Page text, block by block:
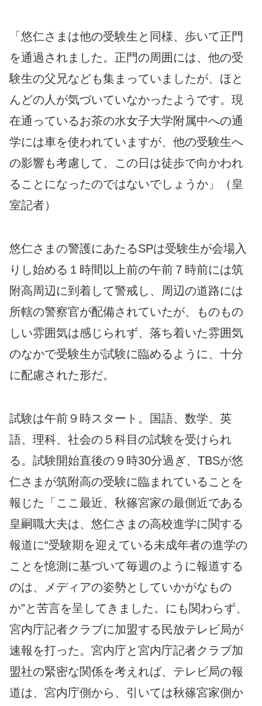
「悠仁さまは他の受験生と同様、歩いて正門
を通過されました。正門の周囲には、他の受
験生の父兄なども集まっていましたが、ほと
んどの人が気づいていなかったようです。現
在通っているお茶の水女子大学附属中への通
学には車を使われていますが、他の受験生へ
の影響も考慮して、この日は徒歩で向かわれ
ることになったのではないでしょうか」（皇
室記者）
悠仁さまの警護にあたるSPは受験生が会場入
りし始める１時間以上前の午前７時前には筑
附高周辺に到着して警戒し、周辺の道路には
所轄の警察官が配備されていたが、ものもの
しい雰囲気は感じられず、落ち着いた雰囲気
のなかで受験生が試験に臨めるように、十分
に配慮された形だ。
試験は午前９時スタート。国語、数学、英
語、理科、社会の５科目の試験を受けられ
る。試験開始直後の９時30分過ぎ、TBSが悠
仁さまが筑附高の受験に臨まれていることを
報じた「ここ最近、秋篠宮家の最側近である
皇嗣職大夫は、悠仁さまの高校進学に関する
報道に“受験期を迎えている未成年者の進学の
ことを憶測に基づいて毎週のように報道する
のは、メディアの姿勢としていかがなもの
か”と苦言を呈してきました。にも関わらず、
宮内庁記者クラブに加盟する民放テレビ局が
速報を打った。宮内庁と宮内庁記者クラブ加
盟社の緊密な関係を考えれば、テレビ局の報
道は、宮内庁側から、引いては秋篠宮家側か